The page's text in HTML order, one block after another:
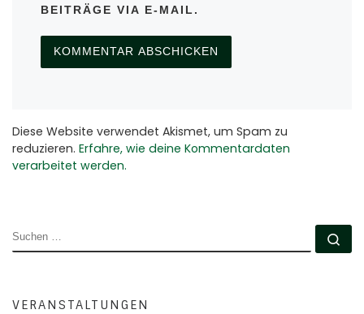
BEITRÄGE VIA E-MAIL.
Diese Website verwendet Akismet, um Spam zu
reduzieren. Erfahre, wie deine Kommentardaten
verarbeitet werden.
SUCHE
VERANSTALTUNGEN